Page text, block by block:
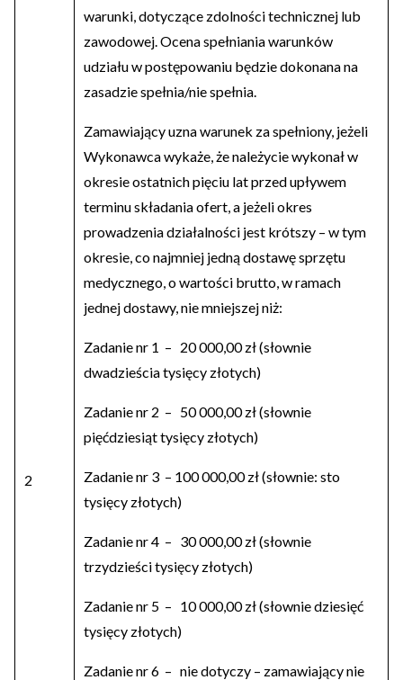
2
warunki, dotyczące zdolności technicznej lub
zawodowej. Ocena spełniania warunków
udziału w postępowaniu będzie dokonana na
zasadzie spełnia/nie spełnia.
Zamawiający uzna warunek za spełniony, jeżeli
Wykonawca wykaże, że należycie wykonał w
okresie ostatnich pięciu lat przed upływem
terminu składania ofert, a jeżeli okres
prowadzenia działalności jest krótszy – w tym
okresie, co najmniej jedną dostawę sprzętu
medycznego, o wartości brutto, w ramach
jednej dostawy, nie mniejszej niż:
Zadanie nr 1 – 20 000,00 zł (słownie
dwadzieścia tysięcy złotych)
Zadanie nr 2 – 50 000,00 zł (słownie
pięćdziesiąt tysięcy złotych)
Zadanie nr 3 – 100 000,00 zł (słownie: sto
tysięcy złotych)
Zadanie nr 4 – 30 000,00 zł (słownie
trzydzieści tysięcy złotych)
Zadanie nr 5 – 10 000,00 zł (słownie dziesięć
tysięcy złotych)
Zadanie nr 6 – nie dotyczy – zamawiający nie